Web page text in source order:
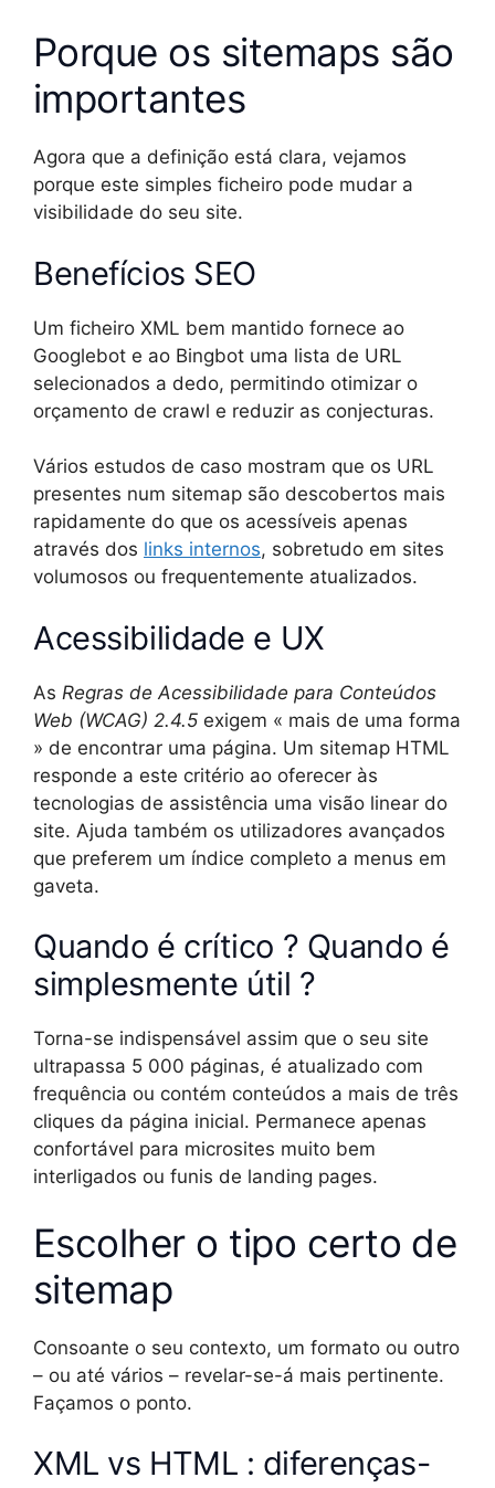
Porque os sitemaps são
importantes
Agora que a definição está clara, vejamos
porque este simples ficheiro pode mudar a
visibilidade do seu site.
Benefícios SEO
Um ficheiro XML bem mantido fornece ao
Googlebot e ao Bingbot uma lista de URL
selecionados a dedo, permitindo otimizar o
orçamento de crawl e reduzir as conjecturas.
Vários estudos de caso mostram que os URL
presentes num sitemap são descobertos mais
rapidamente do que os acessíveis apenas
através dos links internos, sobretudo em sites
volumosos ou frequentemente atualizados.
Acessibilidade e UX
As Regras de Acessibilidade para Conteúdos
Web (WCAG) 2.4.5 exigem « mais de uma forma
» de encontrar uma página. Um sitemap HTML
responde a este critério ao oferecer às
tecnologias de assistência uma visão linear do
site. Ajuda também os utilizadores avançados
que preferem um índice completo a menus em
gaveta.
Quando é crítico ? Quando é
simplesmente útil ?
Torna-se indispensável assim que o seu site
ultrapassa 5 000 páginas, é atualizado com
frequência ou contém conteúdos a mais de três
cliques da página inicial. Permanece apenas
confortável para microsites muito bem
interligados ou funis de landing pages.
Escolher o tipo certo de
sitemap
Consoante o seu contexto, um formato ou outro
– ou até vários – revelar-se-á mais pertinente.
Façamos o ponto.
XML vs HTML : diferenças-